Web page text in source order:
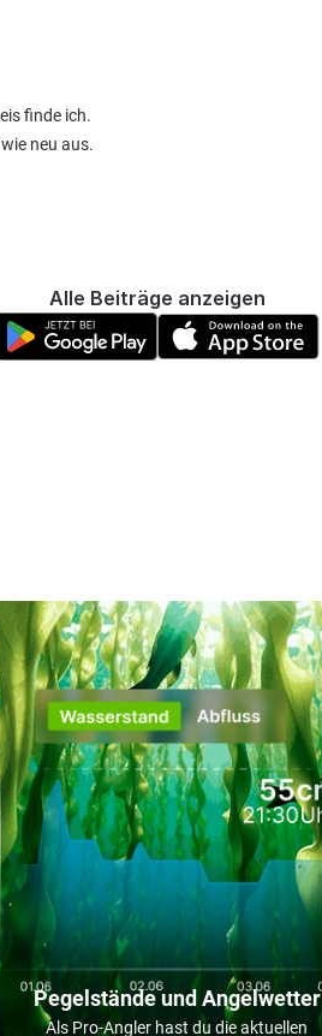
finde ich.
neu aus.
Alle Beiträge anzeigen
Pegelstände und Angelwetter
Als Pro-Angler hast du die aktuellen